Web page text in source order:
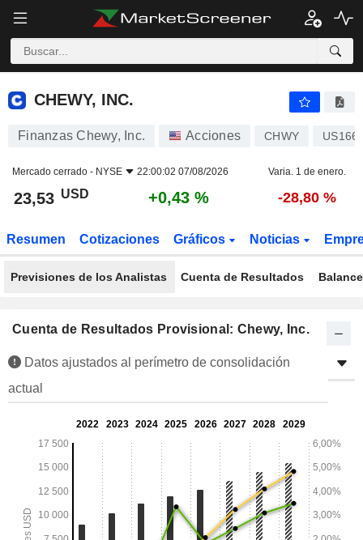
CHEWY, INC.
CHEWY, INC.
Finanzas Chewy, Inc. Acciones CHWY
Mercado cerrado - NYSE 22:00:02 07/08/2026 Varia. 1 de enero.
23,53 USD +0,43 % -28,80 %
Resumen Cotizaciones Gráficos Noticias
Previsiones de los Analistas Cuenta de Resultados Balance
Cuenta de Resultados Provisional: Chewy, Inc.
Datos ajustados al perímetro de consolidación
actual